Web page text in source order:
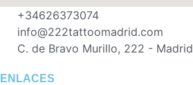
+34626373074
info@222tattoomadrid.com
C. de Bravo Murillo, 222 - Madrid
ENLACES